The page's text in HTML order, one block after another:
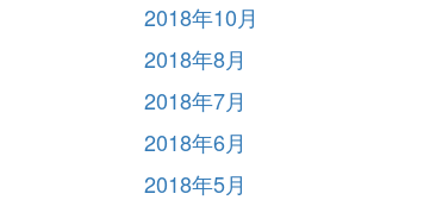
2018年10月
2018年8月
2018年7月
2018年6月
2018年5月